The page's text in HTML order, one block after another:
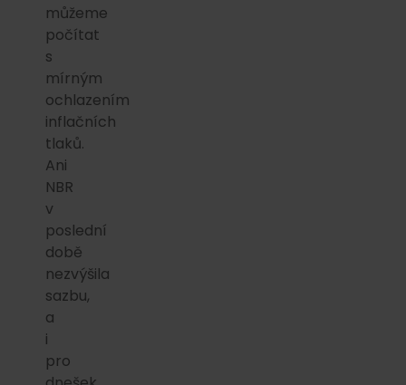
můžeme
počítat
s
mírným
ochlazením
inflačních
tlaků.
Ani
NBR
v
poslední
době
nezvýšila
sazbu,
a
i
pro